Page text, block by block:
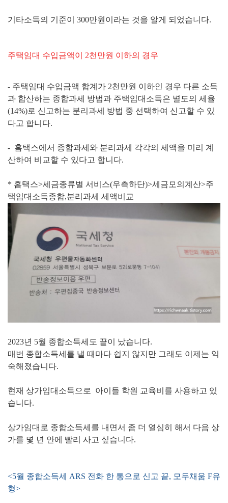
기타소득의 기준이 300만원이라는 것을 알게 되었습니다.
주택임대 수입금액이 2천만원 이하의 경우
- 주택임대 수입금액 합계가 2천만원 이하인 경우 다른 소득
과 합산하는 종합과세 방법과 주택임대소득은 별도의 세율
(14%)로 신고하는 분리과세 방법 중 선택하여 신고할 수 있
다고 합니다.
- 홈택스에서 종합과세와 분리과세 각각의 세액을 미리 계
산하여 비교할 수 있다고 합니다.
* 홈택스>세금종류별 서비스(우측하단)>세금모의계산>주
택임대소득종합,분리과세 세액비교
2023년 5월 종합소득세도 끝이 났습니다.
매번 종합소득세를 낼 때마다 쉽지 않지만 그래도 이제는 익
숙해졌습니다.
현재 상가임대소득으로 아이들 학원 교육비를 사용하고 있
습니다.
상가임대로 종합소득세를 내면서 좀 더 열심히 해서 다음 상
가를 몇 년 안에 빨리 사고 싶습니다.
<5월 종합소득세 ARS 전화 한 통으로 신고 끝, 모두채움 F유
형>